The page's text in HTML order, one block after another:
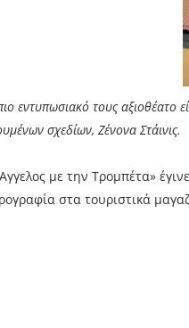
εντυπωσιακό τους αξιοθέατο
σχεδίων, Ζένονα Στάινις.
με την Τρομπέτα»
στα τουριστικά